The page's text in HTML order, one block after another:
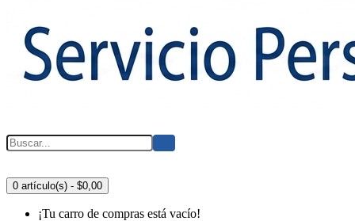
0 artículo(s) - $0,00
¡Tu carro de compras está vacío!